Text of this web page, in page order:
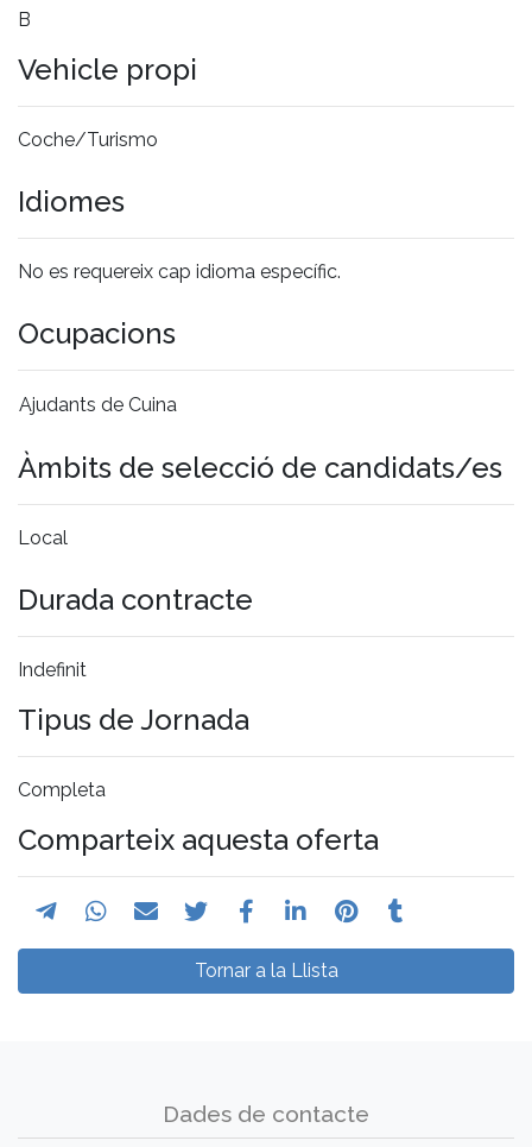
B
Vehicle propi
Coche/Turismo
Idiomes
No es requereix cap idioma específic.
Ocupacions
Ajudants de Cuina
Àmbits de selecció de candidats/es
Local
Durada contracte
Indefinit
Tipus de Jornada
Completa
Comparteix aquesta oferta
Tornar a la Llista
Dades de contacte